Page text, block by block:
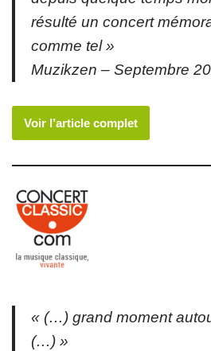
résulté un concert
comme tel »
Muzikzen – Septembre
Voir l’article complet
« (…) grand moment
(…) »